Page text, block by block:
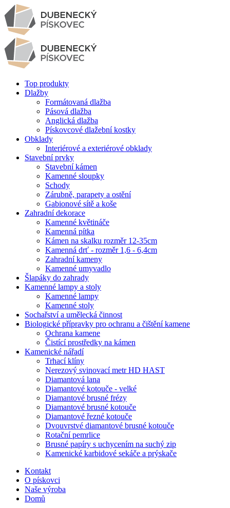
Top produkty
Dlažby
Formátovaná dlažba
Pásová dlažba
Anglická dlažba
Pískovcové dlažební kostky
Obklady
Interiérové a exteriérové obklady
Stavební prvky
Stavební kámen
Kamenné sloupky
Schody
Zárubně, parapety a ostění
Gabionové sítě a koše
Zahradní dekorace
Kamenné květináče
Kamenná pítka
Kámen na skalku rozměr 12-35cm
Kamenná drť - rozměr 1,6 - 6,4cm
Zahradní kameny
Kamenné umyvadlo
Šlapáky do zahrady
Kamenné lampy a stoly
Kamenné lampy
Kamenné stoly
Sochařství a umělecká činnost
Biologické přípravky pro ochranu a čištění kamene
Ochrana kamene
Čistící prostředky na kámen
Kamenické nářadí
Trhací klíny
Nerezový svinovací metr HD HAST
Diamantová lana
Diamantové kotouče - velké
Diamantové brusné frézy
Diamantové brusné kotouče
Diamantové řezné kotouče
Dvouvrstvé diamantové brusné kotouče
Rotační pemrlice
Brusné papíry s uchycením na suchý zip
Kamenické karbidové sekáče a prýskače
Kontakt
O pískovci
Naše výroba
Domů